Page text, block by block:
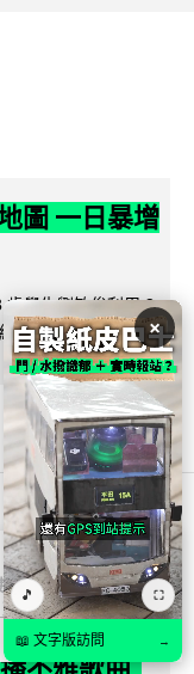
用
圖 一日暴增
歲學生劉敏俊利用 2
合建築物高度、太×
🎵 ⛶
📖 文字版訪問 →